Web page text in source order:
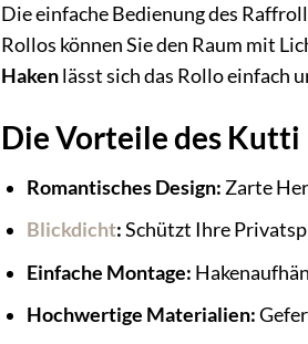
Die einfache Bedienung des
Rollos können Sie den Raum mit
Hakenlässt sich das Rollo einfach
Die Vorteile des Kutti
Romantisches Design: Zarte
Blickdicht:Schützt Ihre
Einfache Montage:
Hochwertige Materialien: